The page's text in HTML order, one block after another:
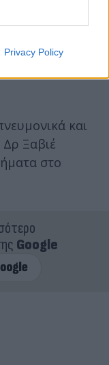
Privacy Policy
και
Ξαβιέ
στο
Google